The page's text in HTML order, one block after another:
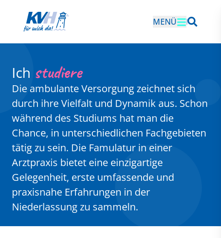
MENÜ
Ich studiere
Die ambulante Versorgung zeichnet sich
durch ihre Vielfalt und Dynamik aus. Schon
während des Studiums hat man die
Chance, in unterschiedlichen Fachgebieten
tätig zu sein. Die Famulatur in einer
Arztpraxis bietet eine einzigartige
Gelegenheit, erste umfassende und
praxisnahe Erfahrungen in der
Niederlassung zu sammeln.